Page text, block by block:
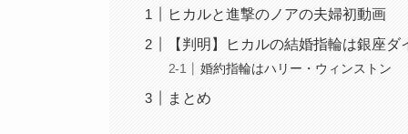
ヒカルと進撃のノアの夫婦初動画
【判明】ヒカルの結婚指輪は銀座
婚約指輪はハリー・ウィンストン
まとめ